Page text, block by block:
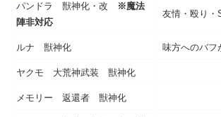
パンドラ 獣神化・改
※魔法
陣非対応
友情・殴り・
ルナ 獣神化 味方へのバフ
ヤクモ 大荒神武装 獣神化
メモリー 返還者 獣神化